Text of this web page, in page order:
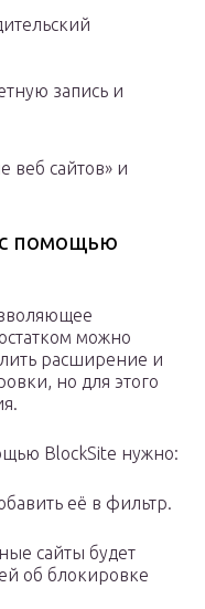
запись и
веб сайтов» и
помощью
можно
расширение и
но для этого
BlockSite нужно:
её в фильтр.
сайты будет
об блокировке